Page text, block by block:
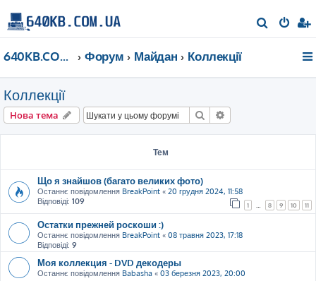
о
640KB.COM.UA Форум Майдан Коллекції
Коллекції
Нова тема Пошук
Тем
Що я знайшов (багато великих фото)
Останнє повідомлення BreakPoint « 20 грудня 2024, 11:58
Відповіді: 109 1 8 9 10 11
Остатки прежней роскоши :)
Останнє повідомлення BreakPoint « 08 травня 2023, 17:18
Відповіді: 9
Моя коллекция - DVD декодеры
Останнє повідомлення Babasha « 03 березня 2023, 20:00